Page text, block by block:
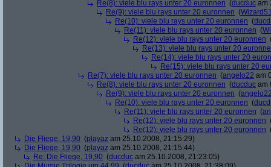
Re(8): viele blu rays unter 20 euronnen (ducduc am
Re(9): viele blu rays unter 20 euronnen (
Re(10): viele blu rays unter 20 euronnen (
Re(11): viele blu rays unter 20 euronnen (
Re(12): viele blu rays unter 20 euronnen
Re(13): viele blu rays unter 20
Re(14): viele blu rays unter 20
Re(15): viele blu rays unter 20
Re(7): viele blu rays unter 20 euronnen (angelo22 am
Re(8): viele blu rays unter 20 euronnen (ducduc am
Re(9): viele blu rays unter 20 euronnen (
Re(10): viele blu rays unter 20 euronnen (
Re(11): viele blu rays unter 20 euronnen (
Re(12): viele blu rays unter 20 euronnen
Re(12): viele blu rays unter 20 euronnen
Die Fliege, 19,90 (playaz am 25.10.2008, 21:15:29)
Die Fliege, 19,90 (playaz am 25.10.2008, 21:15:44)
Re: Die Fliege, 19,90 (ducduc am 25.10.2008, 21:23:05)